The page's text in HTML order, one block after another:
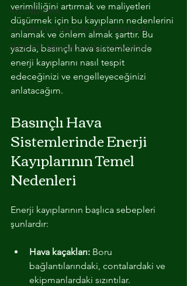
AYDINLATMA
ALUMINYUM MODUL VE KANALLAR
ELEKTRİK MEKANİK PROJELENDİRME
verimliliğini artırmak ve maliyetleri
düşürmek için bu kayıpların nedenlerini
anlamak ve önlem almak şarttır. Bu
yazıda, basınçlı hava sistemlerinde
enerji kayıplarını nasıl tespit
edeceğinizi ve engelleyeceğinizi
anlatacağım.
Basınçlı Hava
Sistemlerinde Enerji
Kayıplarının Temel
Nedenleri
Enerji kayıplarının başlıca sebepleri
şunlardır:
Hava kaçakları: Boru
bağlantılarındaki, contalardaki ve
ekipmanlardaki sızıntılar.